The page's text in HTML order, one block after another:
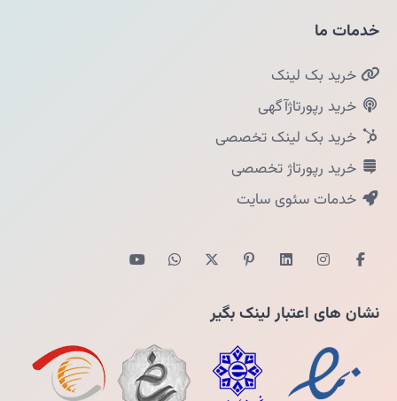
خدمات ما
خرید بک لینک
خرید رپورتاژآگهی
خرید بک لینک تخصصی
خرید رپورتاژ تخصصی
خدمات سئوی سایت
نشان های اعتبار لینک بگیر